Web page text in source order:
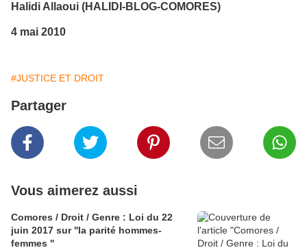
Halidi Allaoui (HALIDI-BLOG-COMORES)
4 mai 2010
#JUSTICE ET DROIT
Partager
Vous aimerez aussi
Comores / Droit / Genre : Loi du 22
juin 2017 sur ''la parité hommes-
femmes ''